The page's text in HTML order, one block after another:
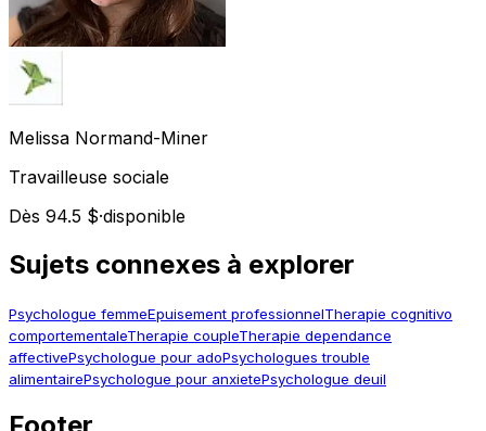
Melissa Normand-Miner
Travailleuse sociale
Dès 94.5 $·disponible
Sujets connexes à explorer
Psychologue femmeEpuisement professionnelTherapie cognitivo
comportementaleTherapie coupleTherapie dependance
affectivePsychologue pour adoPsychologues trouble
alimentairePsychologue pour anxietePsychologue deuil